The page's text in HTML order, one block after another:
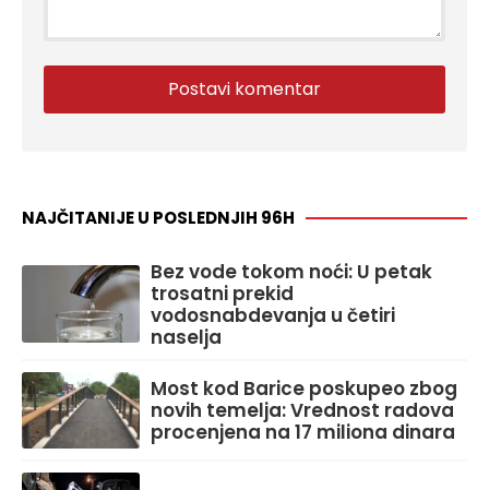
NAJČITANIJE U POSLEDNJIH 96H
Bez vode tokom noći: U petak
trosatni prekid
vodosnabdevanja u četiri
naselja
Most kod Barice poskupeo zbog
novih temelja: Vrednost radova
procenjena na 17 miliona dinara